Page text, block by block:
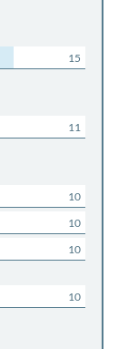
15
11
10
10
10
10